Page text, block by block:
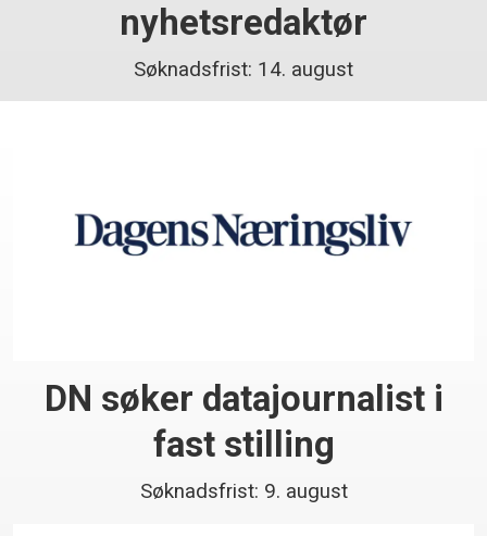
nyhetsredaktør
Søknadsfrist: 14. august
DN søker datajournalist i
fast stilling
Søknadsfrist: 9. august